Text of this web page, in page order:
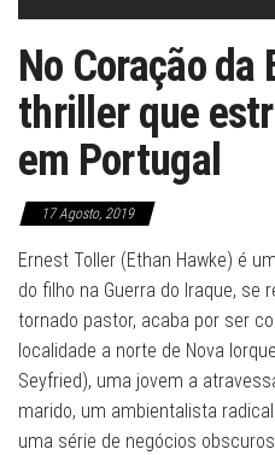
No Coração da
thriller que
em Portugal
17 Agosto, 2019
Ernest Toller (Ethan Hawke) é
do filho na Guerra do Iraque, se
tornado pastor, acaba por ser
localidade a norte de Nova
Seyfried), uma jovem a
marido, um ambientalista
uma série de negócios